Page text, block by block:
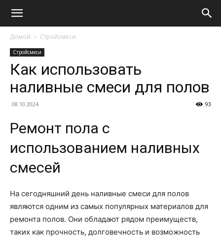
Домой Стройсмеси
Стройсмеси
Как использовать
наливные смеси для полов
08.10.2024 93
Ремонт пола с
использованием наливных
смесей
На сегодняшний день наливные смеси для полов
являются одним из самых популярных материалов для
ремонта полов. Они обладают рядом преимуществ,
таких как прочность, долговечность и возможность